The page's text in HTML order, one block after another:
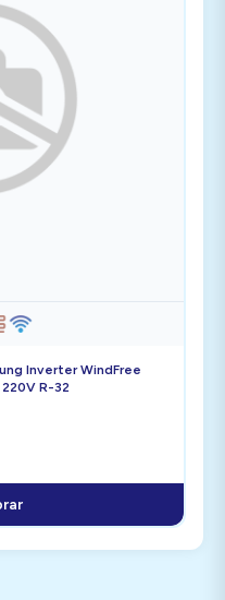
Inverter WindFree
R-32